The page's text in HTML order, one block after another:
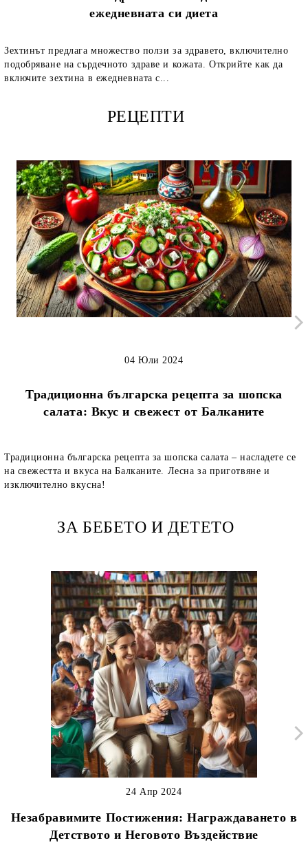
ежедневната си диета
Зехтинът предлага множество ползи за здравето, включително
подобряване на сърдечното здраве и кожата. Открийте как да
включите зехтина в ежедневната с...
РЕЦЕПТИ
Традиционна българска рецепта за шопска
салата: Вкус и свежест от Балканите
04 Юли 2024
Традиционна българска рецепта за шопска салата – насладете се
на свежестта и вкуса на Балканите. Лесна за приготвяне и
изключително вкусна!
ЗА БЕБЕТО И ДЕТЕТО
Незабравимите Постижения: Награждаването в
Детството и Неговото Въздействие
24 Апр 2024